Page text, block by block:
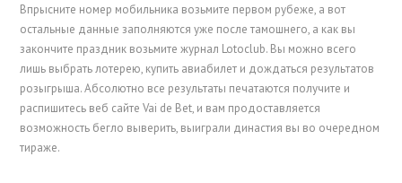
Впрысните номер мобильника возьмите первом рубеже, а вот
остальные данные заполняются уже после тамошнего, а как вы
закончите праздник возьмите журнал Lotoclub. Вы можно всего
лишь выбрать лотерею, купить авиабилет и дождаться результатов
розыгрыша. Абсолютно все результаты печатаются получите и
распишитесь веб сайте Vai de Bet, и вам продоставляется
возможность бегло выверить, выиграли династия вы во очередном
тираже.